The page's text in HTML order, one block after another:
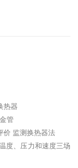
热器
管
价 监测换热器法
度、压力和速度三场